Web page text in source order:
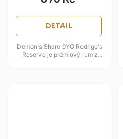
DETAIL
Demon's Share 9YO Rodrigo's
Reserve je prémiový rum z